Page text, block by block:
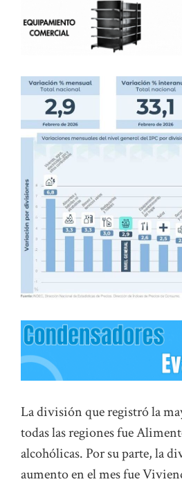
La división que registró la
todas las regiones fue
alcohólicas. Por su parte, la
aumento en el mes fue